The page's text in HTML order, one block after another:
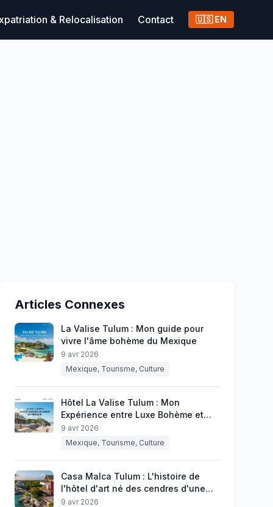
& Relocalisation Contact 🇺🇸 EN
Articles Connexes
La Valise Tulum : Mon guide pour
vivre l'âme bohème du Mexique
9 avr 2026
Mexique, Tourisme, Culture
Hôtel La Valise Tulum : Mon
Expérience entre Luxe Bohème et
Âme Mexicaine
9 avr 2026
Mexique, Tourisme, Culture
Casa Malca Tulum : L'histoire de
l'hôtel d'art né des cendres d'une
villa d'Escobar
9 avr 2026